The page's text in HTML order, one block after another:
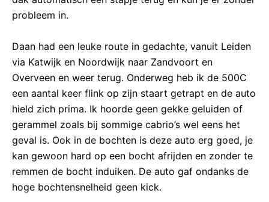
probleem in.
Daan had een leuke route in gedachte, vanuit Leiden
via Katwijk en Noordwijk naar Zandvoort en
Overveen en weer terug. Onderweg heb ik de 500C
een aantal keer flink op zijn staart getrapt en de auto
hield zich prima. Ik hoorde geen gekke geluiden of
gerammel zoals bij sommige cabrio’s wel eens het
geval is. Ook in de bochten is deze auto erg goed, je
kan gewoon hard op een bocht afrijden en zonder te
remmen de bocht induiken. De auto gaf ondanks de
hoge bochtensnelheid geen kick.